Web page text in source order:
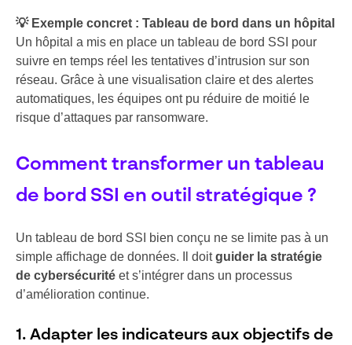
💡 Exemple concret : Tableau de bord dans un hôpital
Un hôpital a mis en place un tableau de bord SSI pour
suivre en temps réel les tentatives d’intrusion sur son
réseau. Grâce à une visualisation claire et des alertes
automatiques, les équipes ont pu réduire de moitié le
risque d’attaques par ransomware.
Comment transformer un tableau
de bord SSI en outil stratégique ?
Un tableau de bord SSI bien conçu ne se limite pas à un
simple affichage de données. Il doitguider la stratégie
de cybersécurité et s’intégrer dans un processus
d’amélioration continue.
1. Adapter les indicateurs aux objectifs de